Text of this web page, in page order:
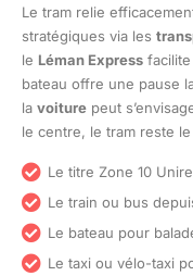
Le tram relie
stratégiques via les
le Léman Express
bateau offre une pause
la voiture peut
le centre, le tram reste
Le titre Zone 10
Le train ou bus
Le bateau pour
Le taxi ou vélo-taxi